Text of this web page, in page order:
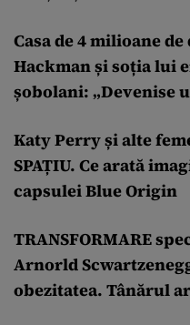
Casa de 4 milioane
Hackman și soția lui
șobolani: „Devenise
Katy Perry și alte
SPAȚIU. Ce arată
capsulei Blue Origin
TRANSFORMARE
Arnorld
obezitatea. Tânărul